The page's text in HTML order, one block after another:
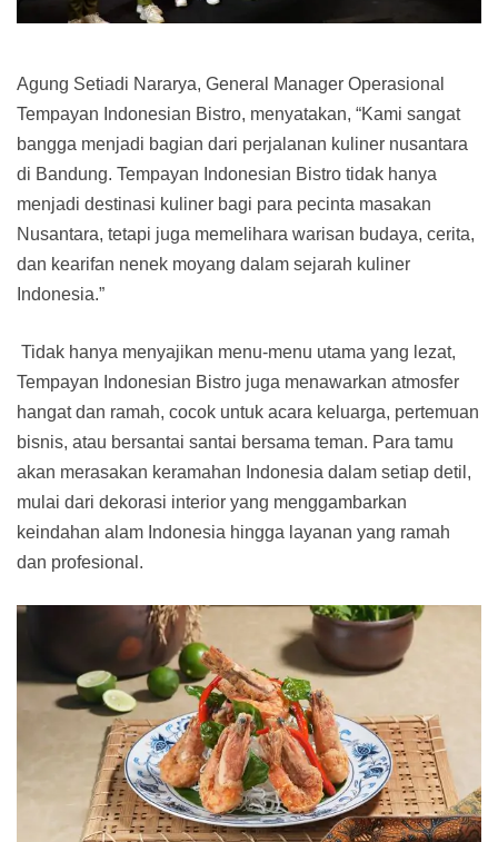
Agung Setiadi Nararya, General Manager Operasional
Tempayan Indonesian Bistro, menyatakan, “Kami sangat
bangga menjadi bagian dari perjalanan kuliner nusantara
di Bandung. Tempayan Indonesian Bistro tidak hanya
menjadi destinasi kuliner bagi para pecinta masakan
Nusantara, tetapi juga memelihara warisan budaya, cerita,
dan kearifan nenek moyang dalam sejarah kuliner
Indonesia.”
Tidak hanya menyajikan menu-menu utama yang lezat,
Tempayan Indonesian Bistro juga menawarkan atmosfer
hangat dan ramah, cocok untuk acara keluarga, pertemuan
bisnis, atau bersantai santai bersama teman. Para tamu
akan merasakan keramahan Indonesia dalam setiap detil,
mulai dari dekorasi interior yang menggambarkan
keindahan alam Indonesia hingga layanan yang ramah
dan profesional.